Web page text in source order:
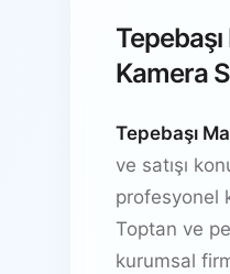
Kamera
Tepebaşı
ve satışı
profesyonel
Toptan ve
kurumsal